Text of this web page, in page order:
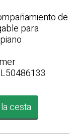
de
para
cesta